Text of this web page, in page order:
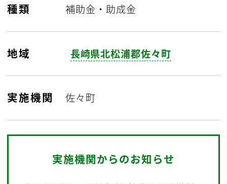
種類 補助金・助成金
地域 長崎県北松浦郡佐々町
実施機関 佐々町
実施機関からのお知らせ